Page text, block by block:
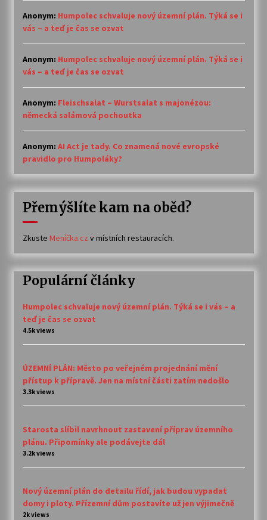
Anonym: Humpolec schvaluje nový územní plán. Týká se i
vás – a teď je čas se ozvat
Anonym: Humpolec schvaluje nový územní plán. Týká se i
vás – a teď je čas se ozvat
Anonym: Fleischsalat – Wurstsalat s majonézou:
německá salámová pochoutka
Anonym: AI Act je tady. Co znamená nové evropské
pravidlo pro Humpoláky?
Přemýšlíte kam na oběd?
Zkuste Meníčka.cz v místních restauracích.
Populární články
Humpolec schvaluje nový územní plán. Týká se i vás – a
teď je čas se ozvat
4.5k views
ÚZEMNÍ PLÁN: Město po veřejném projednání mění
přístup k přípravě. Jen na místní části zatím nedošlo
3.3k views
Starosta slíbil navrhnout zastavení příprav územního
plánu. Připomínky ale podávejte dál
3.2k views
Nový územní plán do detailu řídí, jak budou vypadat
domy i ploty. Přízemní dům postavíte už jen výjimečně
2k views